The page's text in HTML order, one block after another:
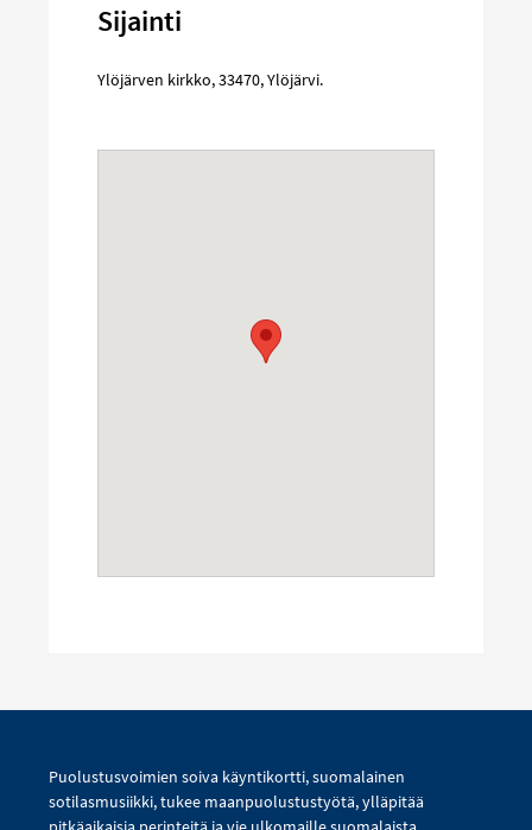
Sijainti
Ylöjärven kirkko,33470,Ylöjärvi.
Puolustusvoimien soiva käyntikortti, suomalainen
sotilasmusiikki, tukee maanpuolustustyötä, ylläpitää